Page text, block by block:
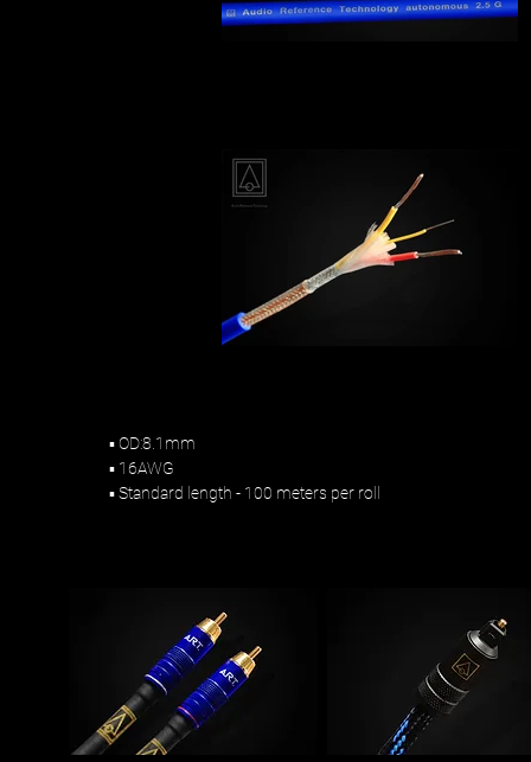
▪ OD:8.1mm
▪ 16AWG
▪ Standard length - 100 meters per roll